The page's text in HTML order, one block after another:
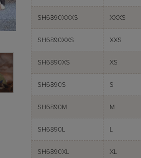
SH6890XXXS XXXS
SH6890XXS XXS
SH6890XS XS
SH6890S S
SH6890M M
SH6890L L
SH6890XL XL